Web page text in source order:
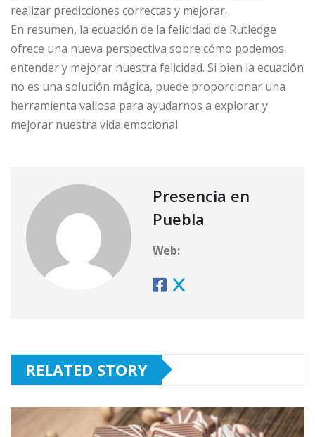
realizar predicciones correctas y mejorar.
En resumen, la ecuación de la felicidad de Rutledge
ofrece una nueva perspectiva sobre cómo podemos
entender y mejorar nuestra felicidad. Si bien la ecuación
no es una solución mágica, puede proporcionar una
herramienta valiosa para ayudarnos a explorar y
mejorar nuestra vida emocional
Presencia en
Puebla
Web:
RELATED STORY